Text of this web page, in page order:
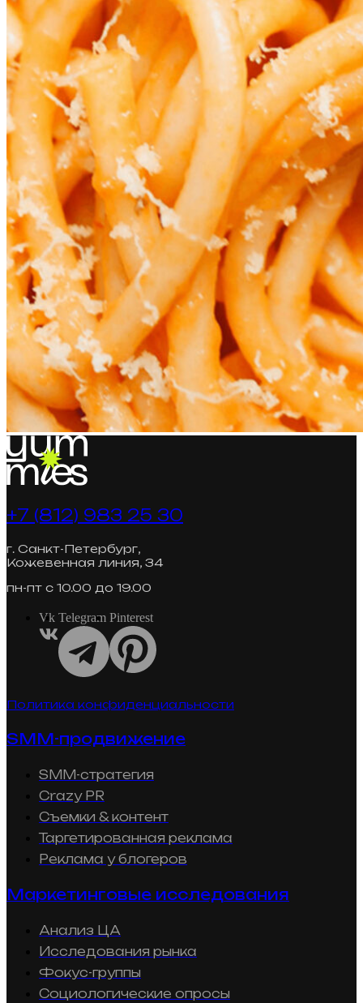
+7 (812) 983 25 30
г. Санкт-Петербург,
Кожевенная линия, 34
пн-пт с 10.00 до 19.00
Vk Telegram Pinterest
Политика конфиденциальности
SMM-продвижение
SMM-стратегия
Crazy PR
Съемки & контент
Таргетированная реклама
Реклама у блогеров
Маркетинговые исследования
Анализ ЦА
Исследования рынка
Фокус-группы
Социологические опросы